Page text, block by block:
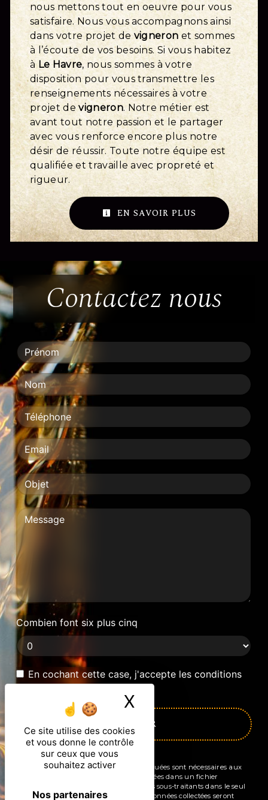
Ce site utilise des cookies
et vous donne le contrôle
sur ceux que vous
souhaitez activer
Nos partenaires
X
nous mettons tout en oeuvre pour vous
satisfaire. Nous vous accompagnons ainsi
dans votre projet devigneron et sommes
à l’écoute de vos besoins. Si vous habitez
àLe Havre, nous sommes à votre
disposition pour vous transmettre les
renseignements nécessaires à votre
projet devigneron. Notre métier est
avant tout notre passion et le partager
avec vous renforce encore plus notre
désir de réussir. Toute notre équipe est
qualifiée et travaille avec propreté et
rigueur.
EN SAVOIR PLUS
Contactez nous
Combien font six plus cinq
En cochant cette case, j'accepte les conditions
ENVOYER
** Les données personnelles communiquées sont nécessaires aux
fins de vous contacter et sont enregistrées dans un fichier
informatisé. Elles sont destinées à et ses sous-traitants dans le seul
but de répondre à votre message. Les données collectées seront